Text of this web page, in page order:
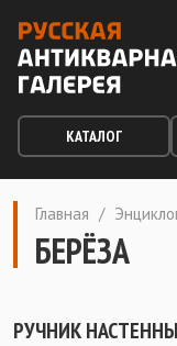
КАТАЛОГ
Главная /
БЕРЁЗА
РУЧНИК